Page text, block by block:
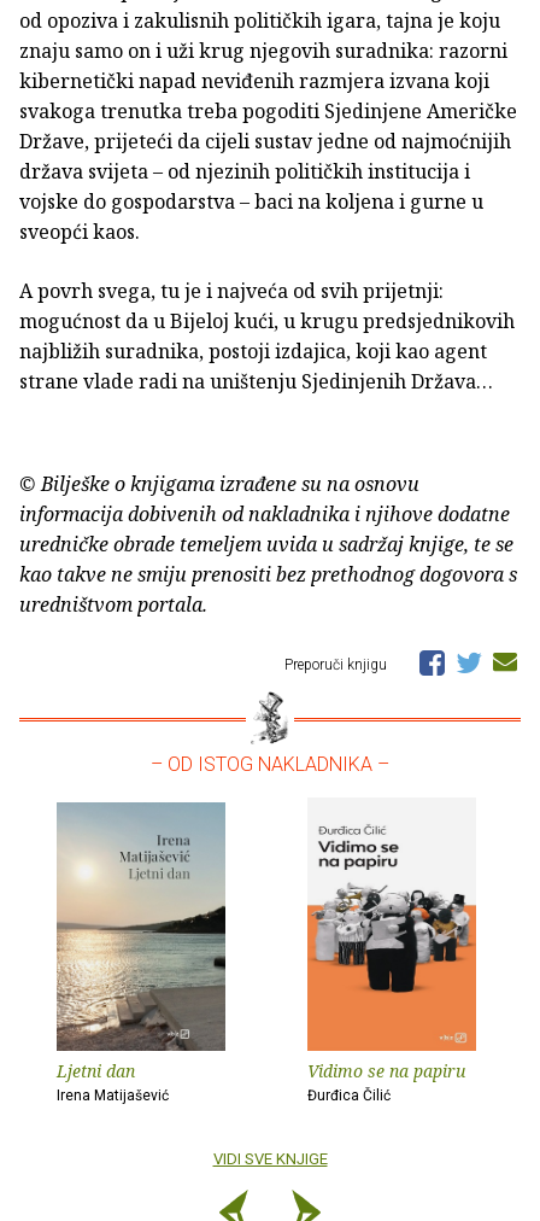
od opoziva i zakulisnih političkih igara, tajna je koju
znaju samo on i uži krug njegovih suradnika: razorni
kibernetički napad neviđenih razmjera izvana koji
svakoga trenutka treba pogoditi Sjedinjene Američke
Države, prijeteći da cijeli sustav jedne od najmoćnijih
država svijeta – od njezinih političkih institucija i
vojske do gospodarstva – baci na koljena i gurne u
sveopći kaos.
A povrh svega, tu je i najveća od svih prijetnji:
mogućnost da u Bijeloj kući, u krugu predsjednikovih
najbližih suradnika, postoji izdajica, koji kao agent
strane vlade radi na uništenju Sjedinjenih Država…
© Bilješke o knjigama izrađene su na osnovu
informacija dobivenih od nakladnika i njihove dodatne
uredničke obrade temeljem uvida u sadržaj knjige, te se
kao takve ne smiju prenositi bez prethodnog dogovora s
uredništvom portala.
Preporuči knjigu
– OD ISTOG NAKLADNIKA –
Ljetni dan
Irena Matijašević
Vidimo se na papiru
Đurđica Čilić
VIDI SVE KNJIGE